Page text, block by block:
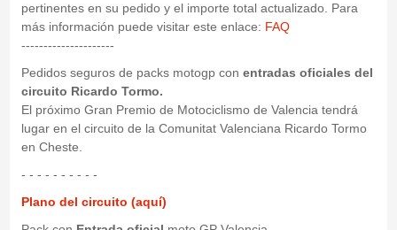
pertinentes en su pedido y el importe total actualizado. Para
más información puede visitar este enlace: FAQ
---------------------
Pedidos seguros de packs motogp con entradas oficiales del
circuito Ricardo Tormo.
El próximo Gran Premio de Motociclismo de Valencia tendrá
lugar en el circuito de la Comunitat Valenciana Ricardo Tormo
en Cheste.
- - - - - - - - - -
Plano del circuito (aquí)